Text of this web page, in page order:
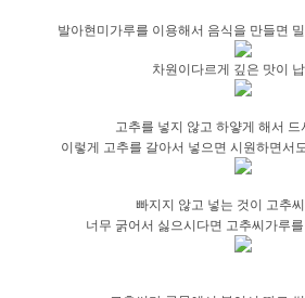
발아현미가루를 이용해서 음식을 만들면
차원이다르게 깊은 맛이
고추를 넣지 않고 하얗게 해서 드
이렇게 고추를 갈아서 넣으면 시원하면서
빠지지 않고 넣는 것이 고추씨
너무 굵어서 싫으시다면 고추씨가루